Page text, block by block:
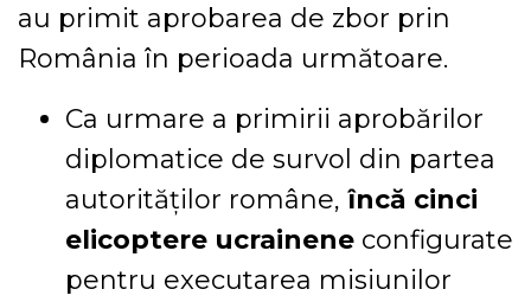
au primit aprobarea de zbor prin
România în perioada următoare.
Ca urmare a primirii aprobărilor
diplomatice de survol din partea
autorităților române, încă cinci
elicoptere ucrainene configurate
pentru executarea misiunilor